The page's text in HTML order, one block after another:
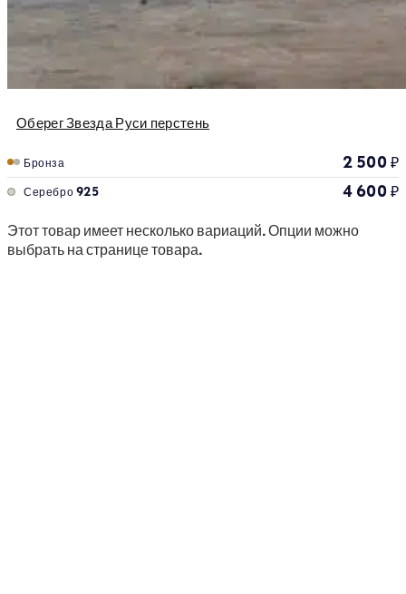
Оберег Звезда Руси перстень
Бронза 2 500₽
Серебро 925 4 600₽
Этот товар имеет несколько вариаций. Опции можно
выбрать на странице товара.